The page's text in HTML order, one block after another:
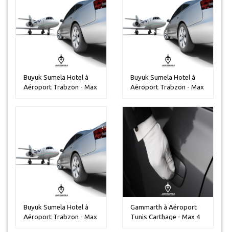
Buyuk Sumela Hotel à
Aéroport Trabzon - Max
Buyuk Sumela Hotel à
Aéroport Trabzon - Max
Buyuk Sumela Hotel à
Aéroport Trabzon - Max
Gammarth à Aéroport
Tunis Carthage - Max 4